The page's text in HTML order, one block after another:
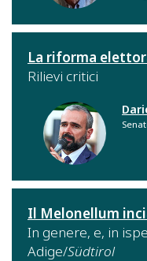
La riforma
Rilievi critici
Il Melonellum
In genere, e, in
Adige/Südtirol